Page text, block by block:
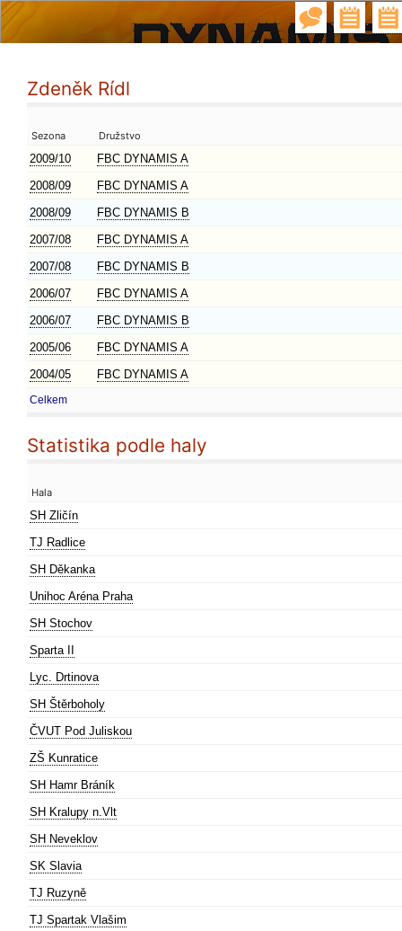
Zdeněk Rídl
Sezona Družstvo
2009/10
FBC DYNAMIS A
2008/09
FBC DYNAMIS A
2008/09
FBC DYNAMIS B
2007/08
FBC DYNAMIS A
2007/08
FBC DYNAMIS B
2006/07
FBC DYNAMIS A
2006/07
FBC DYNAMIS B
2005/06
FBC DYNAMIS A
2004/05
FBC DYNAMIS A
Celkem
Statistika podle haly
Hala
SH Zličín
TJ Radlice
SH Děkanka
Unihoc Aréna Praha
SH Stochov
Sparta II
Lyc. Drtinova
SH Štěrboholy
ČVUT Pod Juliskou
ZŠ Kunratice
SH Hamr Bráník
SH Kralupy n.Vlt
SH Neveklov
SK Slavia
TJ Ruzyně
TJ Spartak Vlašim